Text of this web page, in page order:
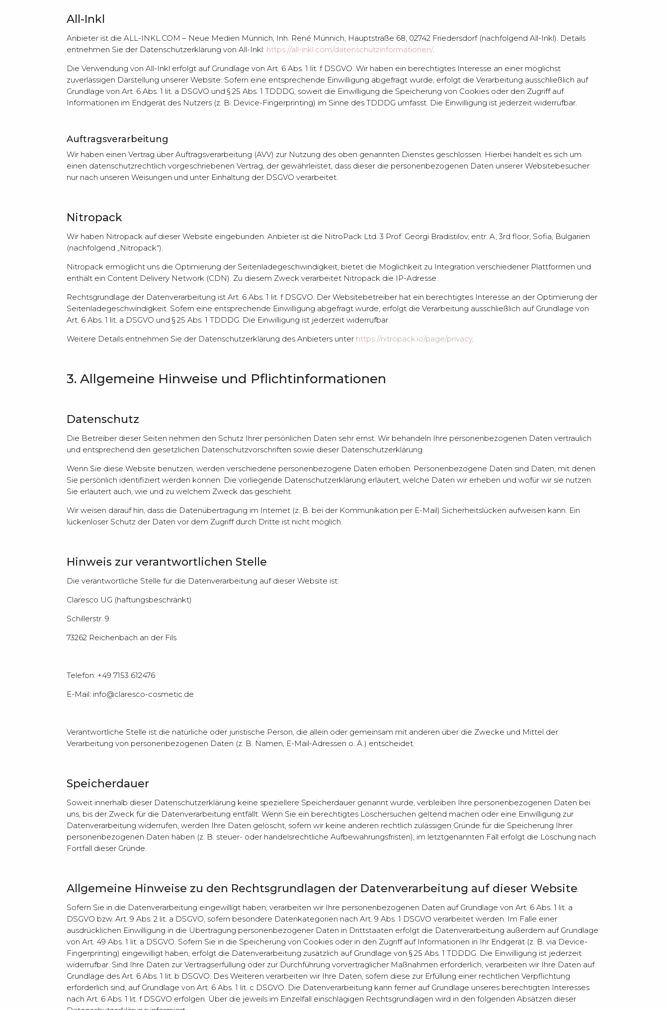
All-Inkl
Anbieter ist die ALL-INKL.COM – Neue Medien Münnich, Inh. René Münnich, Hauptstraße 68, 02742 Friedersdorf (nachfolgend All-Inkl). Details
entnehmen Sie der Datenschutzerklärung von All-Inkl: https://all-inkl.com/datenschutzinformationen/.
Die Verwendung von All-Inkl erfolgt auf Grundlage von Art. 6 Abs. 1 lit. f DSGVO. Wir haben ein berechtigtes Interesse an einer möglichst
zuverlässigen Darstellung unserer Website. Sofern eine entsprechende Einwilligung abgefragt wurde, erfolgt die Verarbeitung ausschließlich auf
Grundlage von Art. 6 Abs. 1 lit. a DSGVO und § 25 Abs. 1 TDDDG, soweit die Einwilligung die Speicherung von Cookies oder den Zugriff auf
Informationen im Endgerät des Nutzers (z. B. Device-Fingerprinting) im Sinne des TDDDG umfasst. Die Einwilligung ist jederzeit widerrufbar.
Auftragsverarbeitung
Wir haben einen Vertrag über Auftragsverarbeitung (AVV) zur Nutzung des oben genannten Dienstes geschlossen. Hierbei handelt es sich um
einen datenschutzrechtlich vorgeschriebenen Vertrag, der gewährleistet, dass dieser die personenbezogenen Daten unserer Websitebesucher
nur nach unseren Weisungen und unter Einhaltung der DSGVO verarbeitet.
Nitropack
Wir haben Nitropack auf dieser Website eingebunden. Anbieter ist die NitroPack Ltd. 3 Prof. Georgi Bradistilov, entr. A, 3rd floor, Sofia, Bulgarien
(nachfolgend „Nitropack“).
Nitropack ermöglicht uns die Optimierung der Seitenladegeschwindigkeit, bietet die Möglichkeit zu Integration verschiedener Plattformen und
enthält ein Content Delivery Network (CDN). Zu diesem Zweck verarbeitet Nitropack die IP-Adresse.
Rechtsgrundlage der Datenverarbeitung ist Art. 6 Abs. 1 lit. f DSGVO. Der Websitebetreiber hat ein berechtigtes Interesse an der Optimierung der
Seitenladegeschwindigkeit. Sofern eine entsprechende Einwilligung abgefragt wurde, erfolgt die Verarbeitung ausschließlich auf Grundlage von
Art. 6 Abs. 1 lit. a DSGVO und § 25 Abs. 1 TDDDG. Die Einwilligung ist jederzeit widerrufbar.
Weitere Details entnehmen Sie der Datenschutzerklärung des Anbieters unter https://nitropack.io/page/privacy.
3. Allgemeine Hinweise und Pflicht­informationen
Datenschutz
Die Betreiber dieser Seiten nehmen den Schutz Ihrer persönlichen Daten sehr ernst. Wir behandeln Ihre personenbezogenen Daten vertraulich
und entsprechend den gesetzlichen Datenschutzvorschriften sowie dieser Datenschutzerklärung.
Wenn Sie diese Website benutzen, werden verschiedene personenbezogene Daten erhoben. Personenbezogene Daten sind Daten, mit denen
Sie persönlich identifiziert werden können. Die vorliegende Datenschutzerklärung erläutert, welche Daten wir erheben und wofür wir sie nutzen.
Sie erläutert auch, wie und zu welchem Zweck das geschieht.
Wir weisen darauf hin, dass die Datenübertragung im Internet (z. B. bei der Kommunikation per E-Mail) Sicherheitslücken aufweisen kann. Ein
lückenloser Schutz der Daten vor dem Zugriff durch Dritte ist nicht möglich.
Hinweis zur verantwortlichen Stelle
Die verantwortliche Stelle für die Datenverarbeitung auf dieser Website ist:
Claresco UG (haftungsbeschränkt)
Schillerstr. 9
73262 Reichenbach an der Fils
Telefon: +49 7153 612476
E-Mail: info@claresco-cosmetic.de
Verantwortliche Stelle ist die natürliche oder juristische Person, die allein oder gemeinsam mit anderen über die Zwecke und Mittel der
Verarbeitung von personenbezogenen Daten (z. B. Namen, E-Mail-Adressen o. Ä.) entscheidet.
Speicherdauer
Soweit innerhalb dieser Datenschutzerklärung keine speziellere Speicherdauer genannt wurde, verbleiben Ihre personenbezogenen Daten bei
uns, bis der Zweck für die Datenverarbeitung entfällt. Wenn Sie ein berechtigtes Löschersuchen geltend machen oder eine Einwilligung zur
Datenverarbeitung widerrufen, werden Ihre Daten gelöscht, sofern wir keine anderen rechtlich zulässigen Gründe für die Speicherung Ihrer
personenbezogenen Daten haben (z. B. steuer- oder handelsrechtliche Aufbewahrungsfristen); im letztgenannten Fall erfolgt die Löschung nach
Fortfall dieser Gründe.
Allgemeine Hinweise zu den Rechtsgrundlagen der Datenverarbeitung auf dieser Website
Sofern Sie in die Datenverarbeitung eingewilligt haben, verarbeiten wir Ihre personenbezogenen Daten auf Grundlage von Art. 6 Abs. 1 lit. a
DSGVO bzw. Art. 9 Abs. 2 lit. a DSGVO, sofern besondere Datenkategorien nach Art. 9 Abs. 1 DSGVO verarbeitet werden. Im Falle einer
ausdrücklichen Einwilligung in die Übertragung personenbezogener Daten in Drittstaaten erfolgt die Datenverarbeitung außerdem auf Grundlage
von Art. 49 Abs. 1 lit. a DSGVO. Sofern Sie in die Speicherung von Cookies oder in den Zugriff auf Informationen in Ihr Endgerät (z. B. via Device-
Fingerprinting) eingewilligt haben, erfolgt die Datenverarbeitung zusätzlich auf Grundlage von § 25 Abs. 1 TDDDG. Die Einwilligung ist jederzeit
widerrufbar. Sind Ihre Daten zur Vertragserfüllung oder zur Durchführung vorvertraglicher Maßnahmen erforderlich, verarbeiten wir Ihre Daten auf
Grundlage des Art. 6 Abs. 1 lit. b DSGVO. Des Weiteren verarbeiten wir Ihre Daten, sofern diese zur Erfüllung einer rechtlichen Verpflichtung
erforderlich sind, auf Grundlage von Art. 6 Abs. 1 lit. c DSGVO. Die Datenverarbeitung kann ferner auf Grundlage unseres berechtigten Interesses
nach Art. 6 Abs. 1 lit. f DSGVO erfolgen. Über die jeweils im Einzelfall einschlägigen Rechtsgrundlagen wird in den folgenden Absätzen dieser